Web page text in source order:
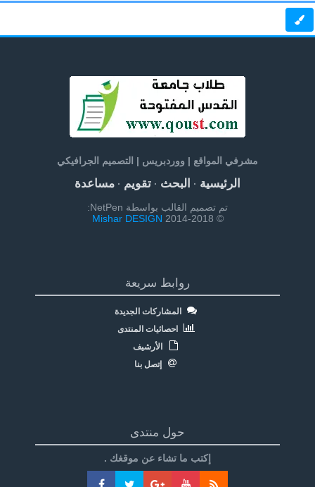
مشرفي المواقع | ووردبريس | التصميم الجرافيكي
الرئيسية· البحث· تقويم· مساعدة
تم تصميم القالب بواسطة NetPen:
© 2014-2018
Mishar DESIGN
روابط سريعة
المشاركات الجديدة
احصائيات المنتدى
الأرشيف
إتصل بنا
حول منتدى
إكتب ما تشاء عن موقغك .